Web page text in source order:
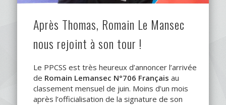
Après Thomas, Romain Le Mansec
nous rejoint à son tour !
Le PPCSS est très heureux d’annoncer l’arrivée
de Romain Lemansec N°706 Français au
classement mensuel de juin. Moins d’un mois
après l’officialisation de la signature de son